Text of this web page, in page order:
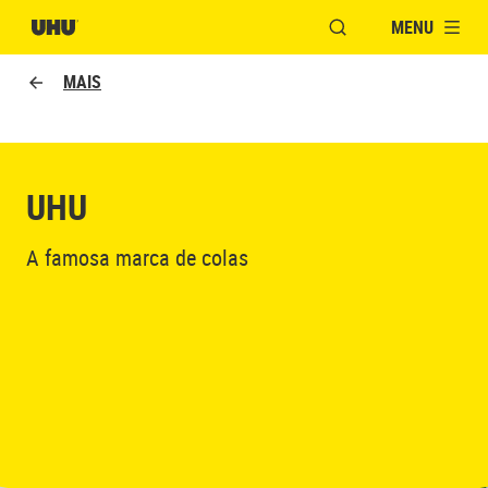
ABRIR JANELA
MENU
MAIS
UHU
A famosa marca de colas